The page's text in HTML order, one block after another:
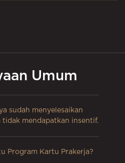
Umum
sudah menyelesaikan
mendapatkan insentif.
Program Kartu Prakerja?